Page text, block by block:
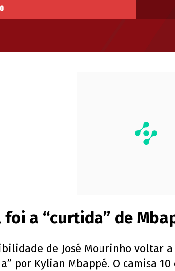
foi a “curtida” de
de José Mourinho voltar
por Kylian Mbappé. O camisa